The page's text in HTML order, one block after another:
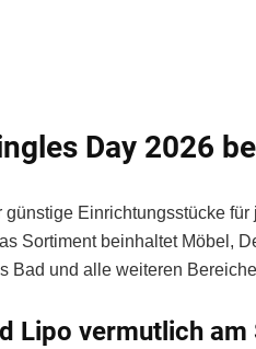
Day 2026
günstige Einrichtungsstücke
Sortiment beinhaltet Möbel,
Bad und alle weiteren
Lipo vermutlich am